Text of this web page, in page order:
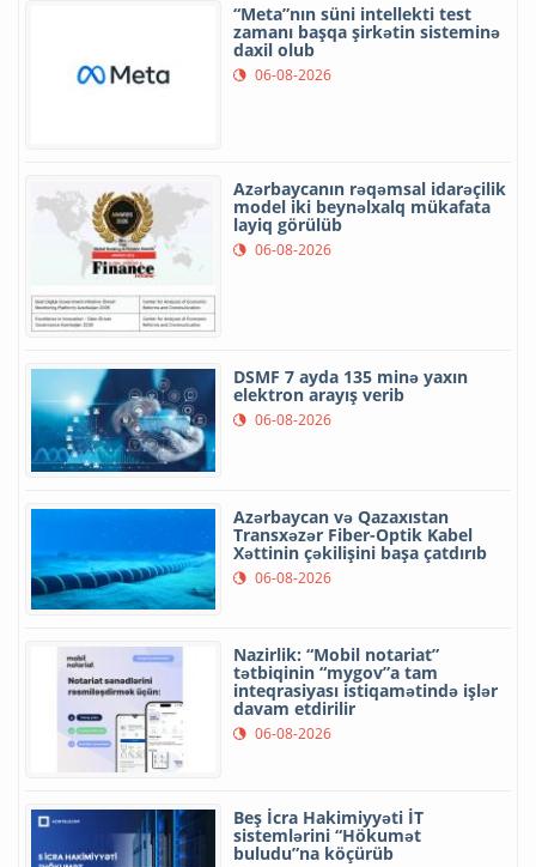
“Meta”nın süni intellekti test
zamanı başqa şirkətin sisteminə
daxil olub
06-08-2026
Azərbaycanın rəqəmsal idarəçilik
model iki beynəlxalq mükafata
layiq görülüb
06-08-2026
DSMF 7 ayda 135 minə yaxın
elektron arayış verib
06-08-2026
Azərbaycan və Qazaxıstan
Transxəzər Fiber-Optik Kabel
Xəttinin çəkilişini başa çatdırıb
06-08-2026
Nazirlik: “Mobil notariat”
tətbiqinin “mygov”a tam
inteqrasiyası istiqamətində işlər
davam etdirilir
06-08-2026
Beş İcra Hakimiyyəti İT
sistemlərini “Hökumət
buludu”na köçürüb